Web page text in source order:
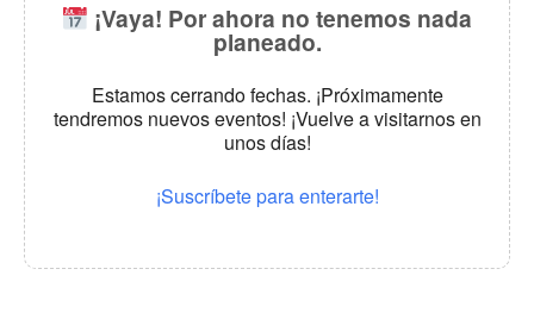
¡Vaya! Por ahora no tenemos nada
planeado.
Estamos cerrando fechas. ¡Próximamente
tendremos nuevos eventos! ¡Vuelve a visitarnos en
unos días!
¡Suscríbete para enterarte!